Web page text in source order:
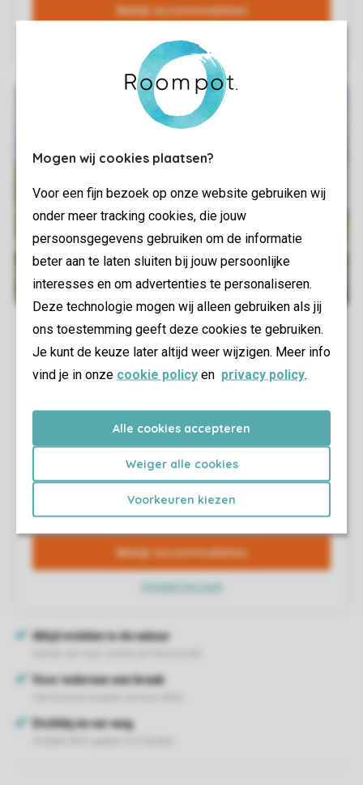
Mogen wij cookies plaatsen?
Voor een fijn bezoek op onze website gebruiken wij
onder meer tracking cookies, die jouw
persoonsgegevens gebruiken om de informatie
beter aan te laten sluiten bij jouw persoonlijke
interesses en om advertenties te personaliseren.
Deze technologie mogen wij alleen gebruiken als jij
ons toestemming geeft deze cookies te gebruiken.
Je kunt de keuze later altijd weer wijzigen. Meer info
vind je in onze cookie policy en privacy policy.
Alle cookies accepteren
Weiger alle cookies
Voorkeuren kiezen